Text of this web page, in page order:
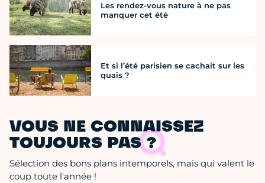
Les rendez-vous nature à ne pas
manquer cet été
Et si l’été parisien se cachait sur les
quais ?
VOUS NE CONNAISSEZ
TOUJOURS PAS ?
Sélection des bons plans intemporels, mais qui valent le
coup toute l'année !